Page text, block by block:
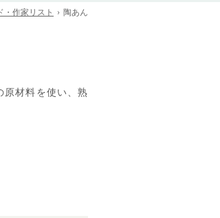
・作家リスト 陶あん
原材料を使い、熟